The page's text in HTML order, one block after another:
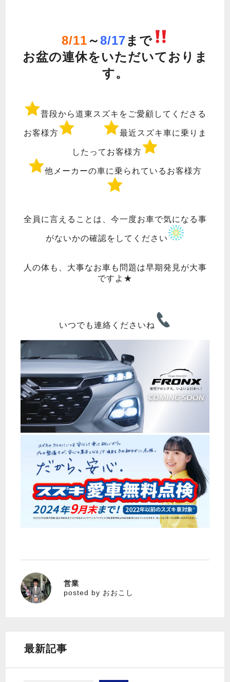
8/11 ～8/17まで
お盆の連休をいただいておりま
す。
普段から道東スズキをご愛顧してくださる
お客様方 最近スズキ車に乗りま
したってお客様方
他メーカーの車に乗られているお客様方
全員に言えることは、今一度お車で気になる事
がないかの確認をしてください
人の体も、大事なお車も問題は早期発見が大事
ですよ★
いつでも連絡くださいね
おおこし
営業
posted by おおこし
最新記事